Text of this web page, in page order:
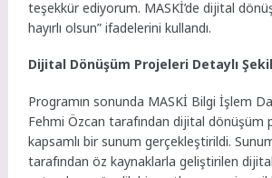
teşekkür ediyorum. MASKİ’de dijital
hayırlı olsun” ifadelerini kullandı.
Dijital Dönüşüm Projeleri Detaylı
Programın sonunda MASKİ Bilgi İşlem
Fehmi Özcan tarafından dijital dönüşüm
kapsamlı bir sunum gerçekleştirildi.
tarafından öz kaynaklarla geliştirilen